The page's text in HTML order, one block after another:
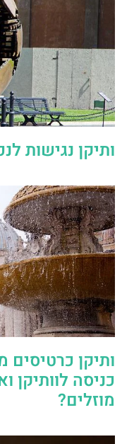
ותיקן נגישות
ותיקן כרטיסים
כניסה לוותיקן
מוזלים?